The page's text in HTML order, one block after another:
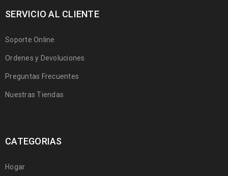
SERVICIO AL CLIENTE
Soporte Online
Ordenes y Devoluciones
Preguntas Frecuentes
Nuestras Tiendas
CATEGORIAS
Hogar